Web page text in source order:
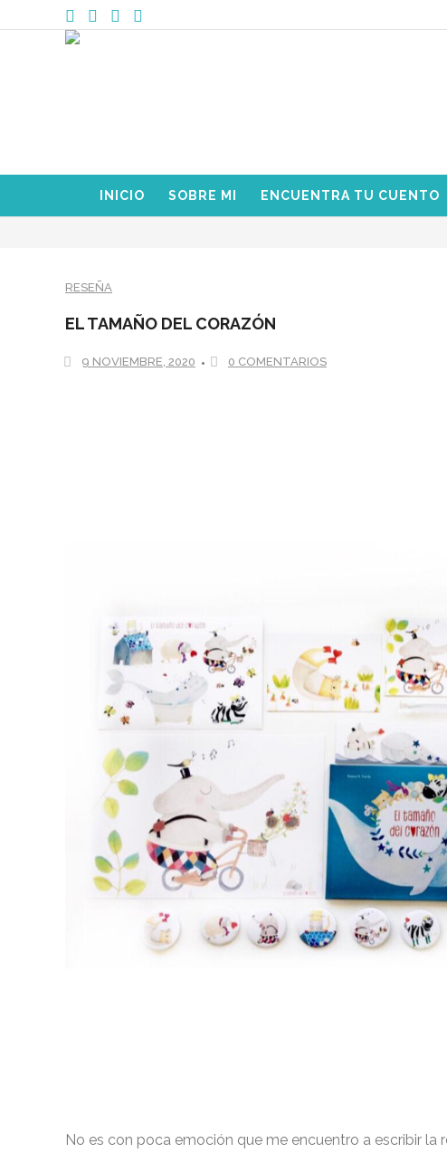
INICIO SOBRE MI ENCUENTRA TU CUENTO
RESEÑA
EL TAMAÑO DEL CORAZÓN
9 NOVIEMBRE, 2020 0 COMENTARIOS
No es con poca emoción que me encuentro a escribir la